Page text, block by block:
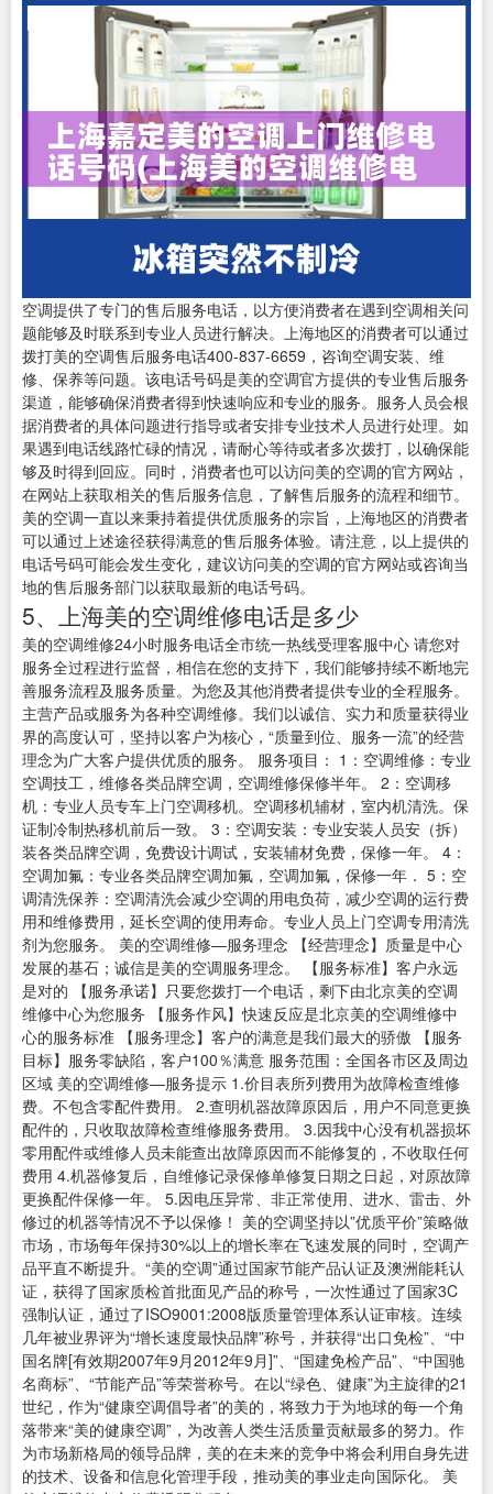
空调提供了专门的售后服务电话，以方便消费者在遇到空调相关问
题能够及时联系到专业人员进行解决。上海地区的消费者可以通过
拨打美的空调售后服务电话400-837-6659，咨询空调安装、维
修、保养等问题。该电话号码是美的空调官方提供的专业售后服务
渠道，能够确保消费者得到快速响应和专业的服务。服务人员会根
据消费者的具体问题进行指导或者安排专业技术人员进行处理。如
果遇到电话线路忙碌的情况，请耐心等待或者多次拨打，以确保能
够及时得到回应。同时，消费者也可以访问美的空调的官方网站，
在网站上获取相关的售后服务信息，了解售后服务的流程和细节。
美的空调一直以来秉持着提供优质服务的宗旨，上海地区的消费者
可以通过上述途径获得满意的售后服务体验。请注意，以上提供的
电话号码可能会发生变化，建议访问美的空调的官方网站或咨询当
地的售后服务部门以获取最新的电话号码。
5、上海美的空调维修电话是多少
美的空调维修24小时服务电话全市统一热线受理客服中心 请您对
服务全过程进行监督，相信在您的支持下，我们能够持续不断地完
善服务流程及服务质量。为您及其他消费者提供专业的全程服务。
主营产品或服务为各种空调维修。我们以诚信、实力和质量获得业
界的高度认可，坚持以客户为核心，“质量到位、服务一流”的经营
理念为广大客户提供优质的服务。 服务项目： 1：空调维修：专业
空调技工，维修各类品牌空调，空调维修保修半年。 2：空调移
机：专业人员专车上门空调移机。空调移机辅材，室内机清洗。保
证制冷制热移机前后一致。 3：空调安装：专业安装人员安（拆）
装各类品牌空调，免费设计调试，安装辅材免费，保修一年。 4：
空调加氟：专业各类品牌空调加氟，空调加氟，保修一年． 5：空
调清洗保养：空调清洗会减少空调的用电负荷，减少空调的运行费
用和维修费用，延长空调的使用寿命。专业人员上门空调专用清洗
剂为您服务。 美的空调维修—服务理念 【经营理念】质量是中心
发展的基石；诚信是美的空调服务理念。 【服务标准】客户永远
是对的 【服务承诺】只要您拨打一个电话，剩下由北京美的空调
维修中心为您服务 【服务作风】快速反应是北京美的空调维修中
心的服务标准 【服务理念】客户的满意是我们最大的骄傲 【服务
目标】服务零缺陷，客户100％满意 服务范围：全国各市区及周边
区域 美的空调维修—服务提示 1.价目表所列费用为故障检查维修
费。不包含零配件费用。 2.查明机器故障原因后，用户不同意更换
配件的，只收取故障检查维修服务费用。 3.因我中心没有机器损坏
零用配件或维修人员未能查出故障原因而不能修复的，不收取任何
费用 4.机器修复后，自维修记录保修单修复日期之日起，对原故障
更换配件保修一年。 5.因电压异常、非正常使用、进水、雷击、外
修过的机器等情况不予以保修！ 美的空调坚持以”优质平价”策略做
市场，市场每年保持30%以上的增长率在飞速发展的同时，空调产
品平直不断提升。“美的空调”通过国家节能产品认证及澳洲能耗认
证，获得了国家质检首批面见产品的称号，一次性通过了国家3C
强制认证，通过了ISO9001:2008版质量管理体系认证审核。连续
几年被业界评为“增长速度最快品牌”称号，并获得“出口免检”、“中
国名牌[有效期2007年9月2012年9月]”、“国建免检产品”、“中国驰
名商标”、“节能产品”等荣誉称号。在以“绿色、健康”为主旋律的21
世纪，作为“健康空调倡导者”的美的，将致力于为地球的每一个角
落带来“美的健康空调”，为改善人类生活质量贡献最多的努力。作
为市场新格局的领导品牌，美的在未来的竞争中将会利用自身先进
的技术、设备和信息化管理手段，推动美的事业走向国际化。 美